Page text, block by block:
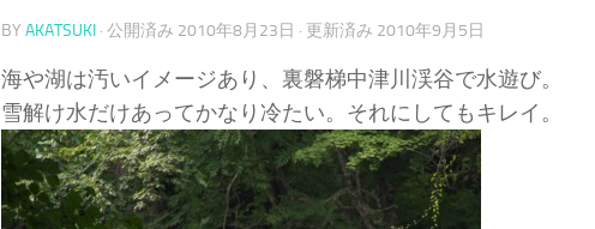
BY AKATSUKI · 公開済み 2010年8月23日 · 更新済み 2010年9月5日
海や湖は汚いイメージあり、裏磐梯中津川渓谷で水遊び。
雪解け水だけあってかなり冷たい。それにしてもキレイ。